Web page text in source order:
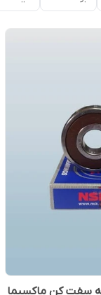
سفت کن ماکسیما